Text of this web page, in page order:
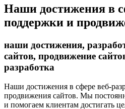
Наши достижения в
поддержки и
наши достижения,
сайтов, продвижение
разработка
Наши достижения в сфере веб-
продвижения сайтов. Мы
и помогаем клиентам достигать